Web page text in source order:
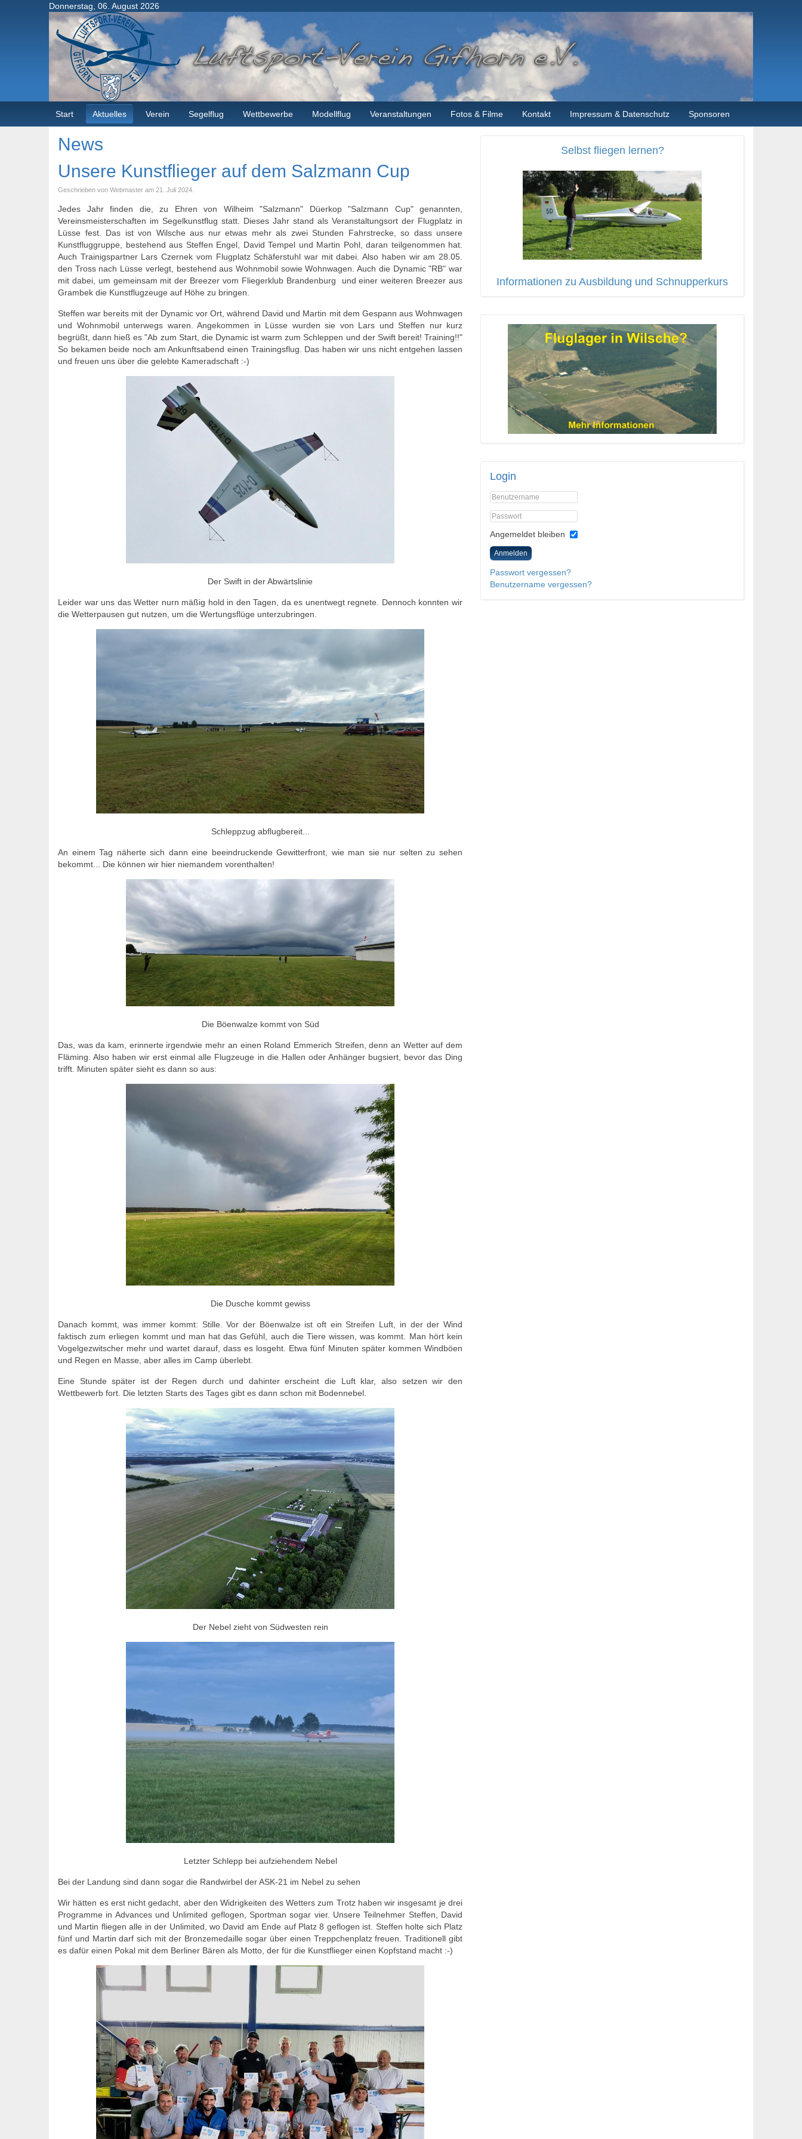
Donnerstag, 06. August 2026
Start Aktuelles Verein Segelflug Wettbewerbe Modellflug Veranstaltungen Fotos & Filme Kontakt Impressum & Datenschutz Sponsoren
News
Unsere Kunstflieger auf dem Salzmann Cup
Geschrieben von Webmaster am 21. Juli 2024
Jedes Jahr finden die, zu Ehren von Wilheim "Salzmann" Düerkop "Salzmann Cup" genannten,
Vereinsmeisterschaften im Segelkunstflug statt. Dieses Jahr stand als Veranstaltungsort der Flugplatz in
Lüsse fest. Das ist von Wilsche aus nur etwas mehr als zwei Stunden Fahrstrecke, so dass unsere
Kunstfluggruppe, bestehend aus Steffen Engel, David Tempel und Martin Pohl, daran teilgenommen hat.
Auch Trainigspartner Lars Czernek vom Flugplatz Schäferstuhl war mit dabei. Also haben wir am 28.05.
den Tross nach Lüsse verlegt, bestehend aus Wohnmobil sowie Wohnwagen. Auch die Dynamic "RB" war
mit dabei, um gemeinsam mit der Breezer vom Fliegerklub Brandenburg und einer weiteren Breezer aus
Grambek die Kunstflugzeuge auf Höhe zu bringen.
Steffen war bereits mit der Dynamic vor Ort, während David und Martin mit dem Gespann aus Wohnwagen
und Wohnmobil unterwegs waren. Angekommen in Lüsse wurden sie von Lars und Steffen nur kurz
begrüßt, dann hieß es "Ab zum Start, die Dynamic ist warm zum Schleppen und der Swift bereit! Training!!"
So bekamen beide noch am Ankunftsabend einen Trainingsflug. Das haben wir uns nicht entgehen lassen
und freuen uns über die gelebte Kameradschaft :-)
Der Swift in der Abwärtslinie
Leider war uns das Wetter nurn mäßig hold in den Tagen, da es unentwegt regnete. Dennoch konnten wir
die Wetterpausen gut nutzen, um die Wertungsflüge unterzubringen.
Schleppzug abflugbereit...
An einem Tag näherte sich dann eine beeindruckende Gewitterfront, wie man sie nur selten zu sehen
bekommt... Die können wir hier niemandem vorenthalten!
Die Böenwalze kommt von Süd
Das, was da kam, erinnerte irgendwie mehr an einen Roland Emmerich Streifen, denn an Wetter auf dem
Fläming. Also haben wir erst einmal alle Flugzeuge in die Hallen oder Anhänger bugsiert, bevor das Ding
trifft. Minuten später sieht es dann so aus:
Die Dusche kommt gewiss
Danach kommt, was immer kommt: Stille. Vor der Böenwalze ist oft ein Streifen Luft, in der der Wind
faktisch zum erliegen kommt und man hat das Gefühl, auch die Tiere wissen, was kommt. Man hört kein
Vogelgezwitscher mehr und wartet darauf, dass es losgeht. Etwa fünf Minuten später kommen Windböen
und Regen en Masse, aber alles im Camp überlebt.
Eine Stunde später ist der Regen durch und dahinter erscheint die Luft klar, also setzen wir den
Wettbewerb fort. Die letzten Starts des Tages gibt es dann schon mit Bodennebel.
Der Nebel zieht von Südwesten rein
Letzter Schlepp bei aufziehendem Nebel
Bei der Landung sind dann sogar die Randwirbel der ASK-21 im Nebel zu sehen
Wir hätten es erst nicht gedacht, aber den Widrigkeiten des Wetters zum Trotz haben wir insgesamt je drei
Programme in Advances und Unlimited geflogen, Sportman sogar vier. Unsere Teilnehmer Steffen, David
und Martin fliegen alle in der Unlimited, wo David am Ende auf Platz 8 geflogen ist. Steffen holte sich Platz
fünf und Martin darf sich mit der Bronzemedaille sogar über einen Treppchenplatz freuen. Traditionell gibt
es dafür einen Pokal mit dem Berliner Bären als Motto, der für die Kunstflieger einen Kopfstand macht :-)
Selbst fliegen lernen?
Informationen zu Ausbildung und Schnupperkurs
Login
Angemeldet bleiben
Anmelden
Passwort vergessen?
Benutzername vergessen?